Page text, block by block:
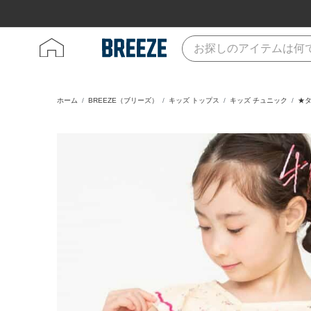
ホーム BREEZE（ブリーズ） キッズ トップス キッズ チュニック ★タ